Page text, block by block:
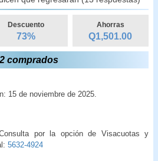
Descuento
73%
Ahorras
Q1,501.00
comprados
15 de noviembre de 2025.
por la opción de Visacuotas y
5632-4924